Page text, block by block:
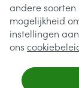
andere
mogelijkheid
instellingen
ons
Juridische links